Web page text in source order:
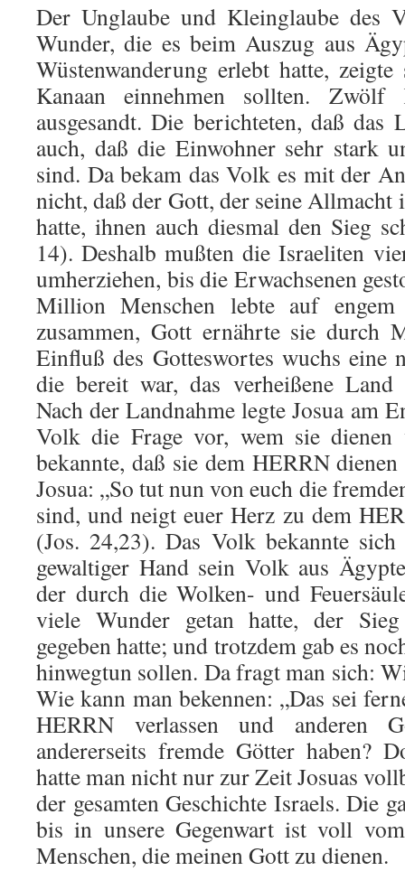
Der Unglaube und Kleinglaube des
Wunder, die es beim Aus­zug aus
Wüstenwanderung erlebt hatte,
Kanaan einnehmen sollten. Zwölf
ausgesandt. Die berichte­ten, daß das
auch, daß die Einwohner sehr stark
sind. Da bekam das Volk es mit der
nicht, daß der Gott, der seine Allmacht
hatte, ihnen auch diesmal den Sieg
14). Des­halb mußten die Israeliten
umherziehen, bis die Erwachsenen
Million Menschen lebte auf
zusammen, Gott ernährte sie durch
Einfluß des Gotteswortes wuchs eine
die bereit war, das verhei­ßene Land
Nach der Landnahme legte Josua am
Volk die Frage vor, wem sie
bekannte, daß sie dem HERRN
Josua: „So tut nun von euch die
sind, und neigt euer Herz zu dem
(Jos. 24,23). Das Volk bekannte
gewaltiger Hand sein Volk aus
der durch die Wolken- und
viele Wunder getan hatte, der
gegeben hatte; und trotzdem gab es
hinwegtun sollen. Da fragt man sich:
Wie kann man bekennen: „Das sei
HERRN verlassen und anderen
andererseits fremde Götter haben?
hatte man nicht nur zur Zeit Josuas
der gesamten Geschichte Isra­els. Die
bis in unsere Gegenwart ist voll
Men­schen, die meinen Gott zu dienen.